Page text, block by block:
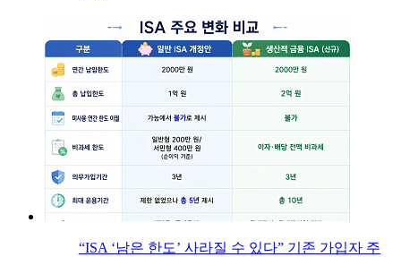
“ISA ‘남은 한도’ 사라질 수 있다” 기존 가입자 주